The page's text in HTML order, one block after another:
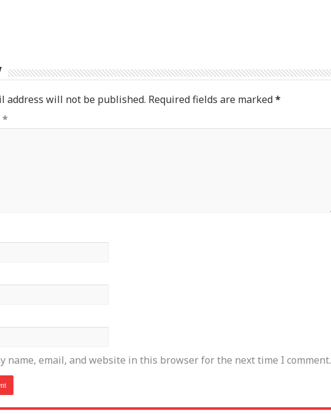
address will not be published. Required fields are marked*
*
name, email, and website in this browser for the next time I comment.